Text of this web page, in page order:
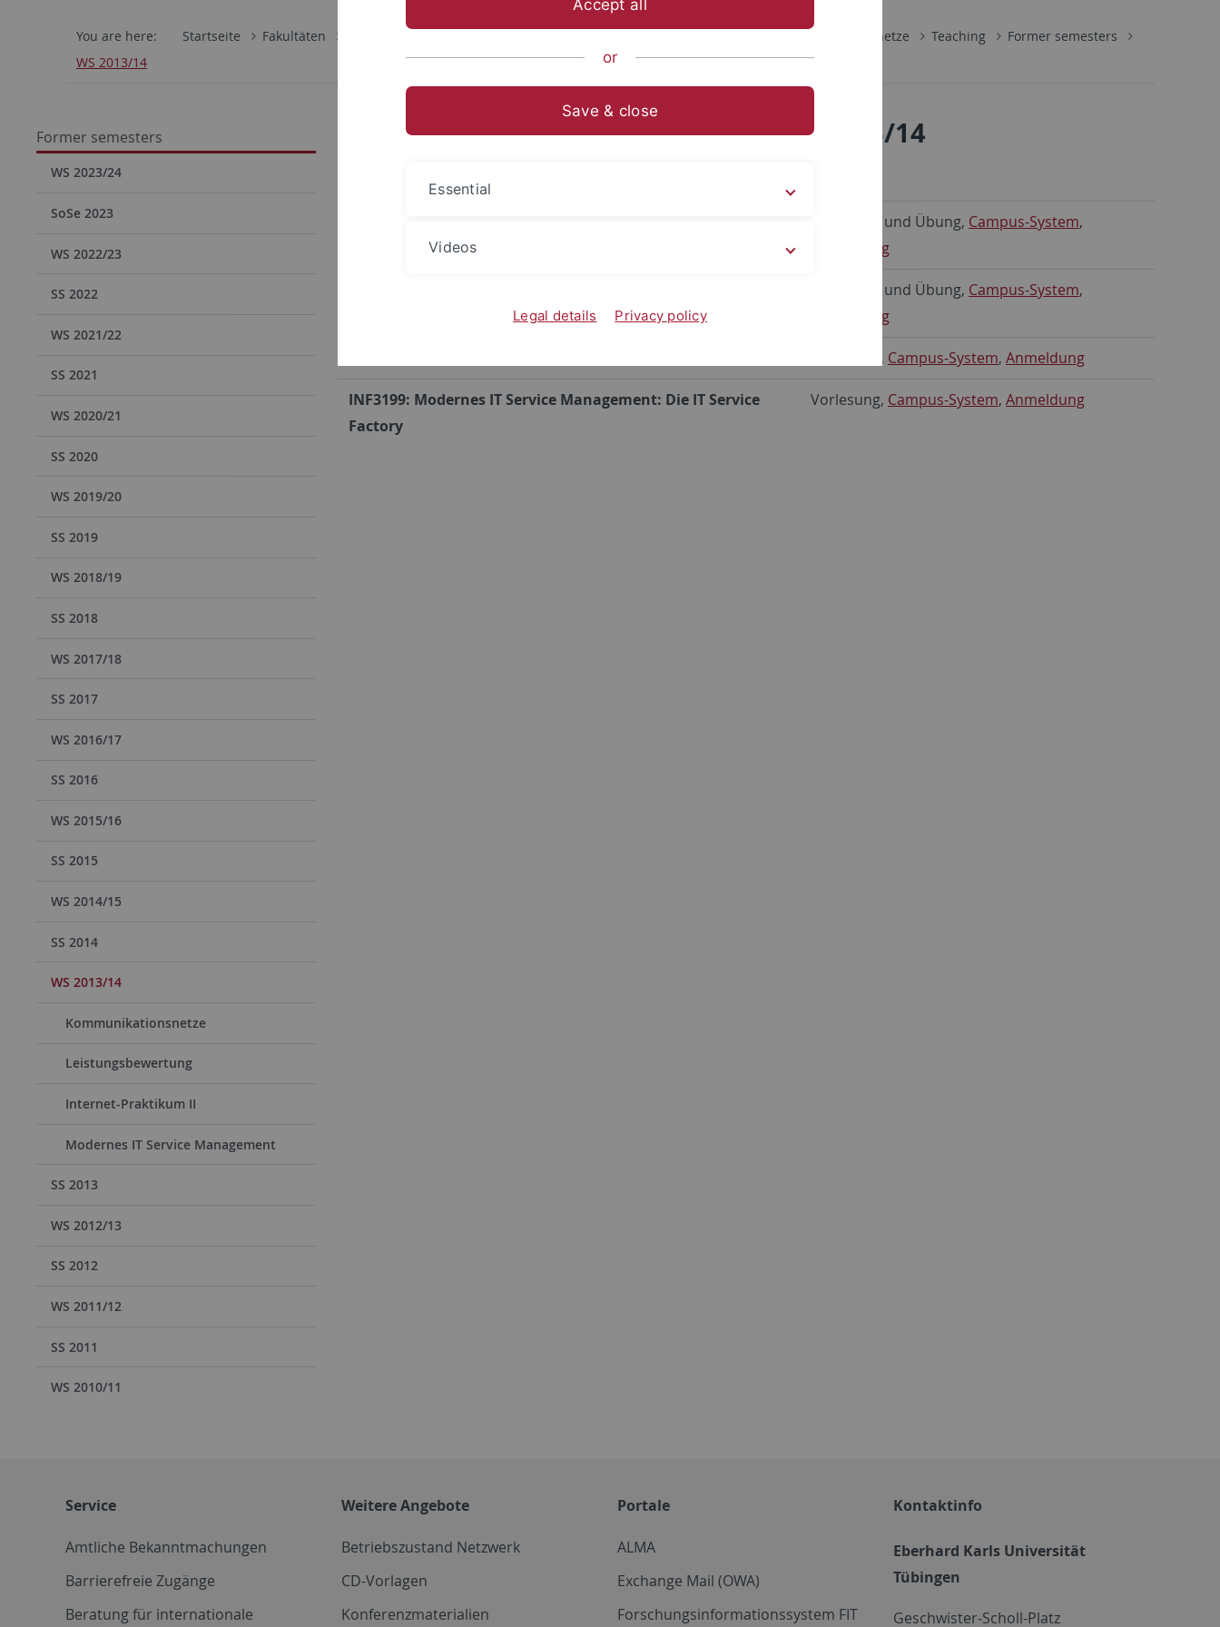
You are here: Startseite Fakultäten Kommunikationsnetze Teaching
Former semesters
WS 2013/14
Former semesters
WS 2023/24
SoSe 2023
WS 2022/23
SS 2022
WS 2021/22
SS 2021
WS 2020/21
SS 2020
WS 2019/20
SS 2019
WS 2018/19
SS 2018
WS 2017/18
SS 2017
WS 2016/17
SS 2016
WS 2015/16
SS 2015
WS 2014/15
SS 2014
WS 2013/14
Kommunikationsnetze
Leistungsbewertung
Internet-Praktikum II
Modernes IT Service Management
SS 2013
WS 2012/13
SS 2012
WS 2011/12
SS 2011
WS 2010/11
Veranstaltungen im Wintersemester 2013/14
Vorlesung und Übung, Campus-System,
Anmeldung
Vorlesung und Übung, Campus-System,
Anmeldung
Praktikum, Campus-System, Anmeldung
INF3199: Modernes IT Service Management: Die IT Service
Factory
Vorlesung, Campus-System, Anmeldung
Service
Amtliche Bekanntmachungen
Barrierefreie Zugänge
Beratung für internationale
Weitere Angebote
Betriebszustand Netzwerk
CD-Vorlagen
Konferenzmaterialien
Portale
ALMA
Exchange Mail (OWA)
Forschungsinformationssystem FIT
Kontaktinfo
Eberhard Karls Universität
Tübingen
Geschwister-Scholl-Platz
Accept all
or
Save & close
Essential
Videos
Legal details Privacy policy